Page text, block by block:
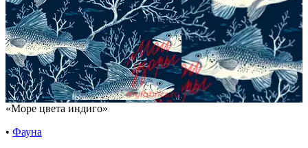
«Море цвета индиго»
• Фауна